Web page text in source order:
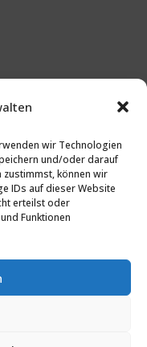
wir Technologien
und/oder darauf
zustimmst, können wir
IDs auf dieser Website
erteilst oder
Funktionen